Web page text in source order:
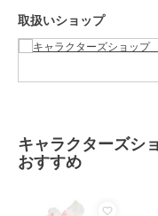
すべ
メン
カラー ＊＊
サイズ
取扱いショップ
キャラクターズシ
おすすめ